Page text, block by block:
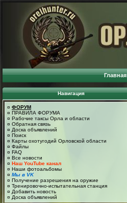
Главная
Навигация
¤ ФОРУМ
¤ ПРАВИЛА ФОРУМА
¤ Рабочие таксы Орла и области
¤ Обратная связь
¤ Доска объявлений
¤ Поиск
¤ Карты охотугодий Орловской области
¤ Файлы
¤ FAQ
¤ Все новости
¤ Наш YouTube канал
¤ Наши фотоальбомы
¤ Мы в VK
¤ Получение разрешения на оружие
¤ Тренировочно-испытательная станция
¤ Добавить новость
¤ Доска объявлений